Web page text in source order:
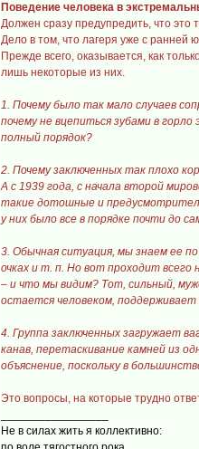
Поведение человека в
Должен сразу предупредить, что это
Дело в том, что лагеря уже с ранней
Прежде всего, оказывается, как
лишь некоторые из них.
1. Почему было так мало случаев
почему не вцепиться зубами в
полный порядок?
2. Почему заключенных так плохо
А с 1939 года, с начала второй
такие дотошные и
у них было все в порядке почти до
3. Обычная ситуация, мы знаем ее
очках и т. п. Но вот проходит всего
– и что мы видим? Тот, сильный,
остается человеком,
4. Группа заключенных загружает
канав, перетаскивание камней из
объяснение, поскольку в
Это вопросы, на которые трудно
Не в силах жить я коллективно: